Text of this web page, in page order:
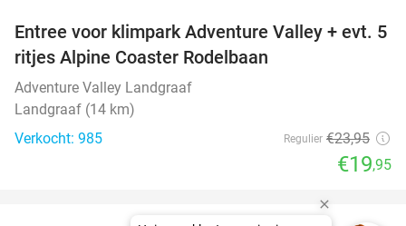
17%
Entree voor klimpark Adventure Valley + evt. 5
ritjes Alpine Coaster Rodelbaan
Adventure Valley Landgraaf
Landgraaf (14 km)
Verkocht: 985
Regulier €23,95
€19,95